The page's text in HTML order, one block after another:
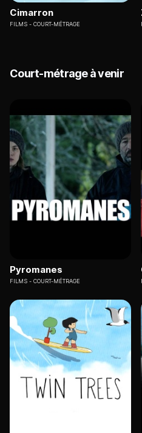
Cimarron
FILMS COURT-MÉTRAGE
Court-métrage à venir
Pyromanes
FILMS COURT-MÉTRAGE